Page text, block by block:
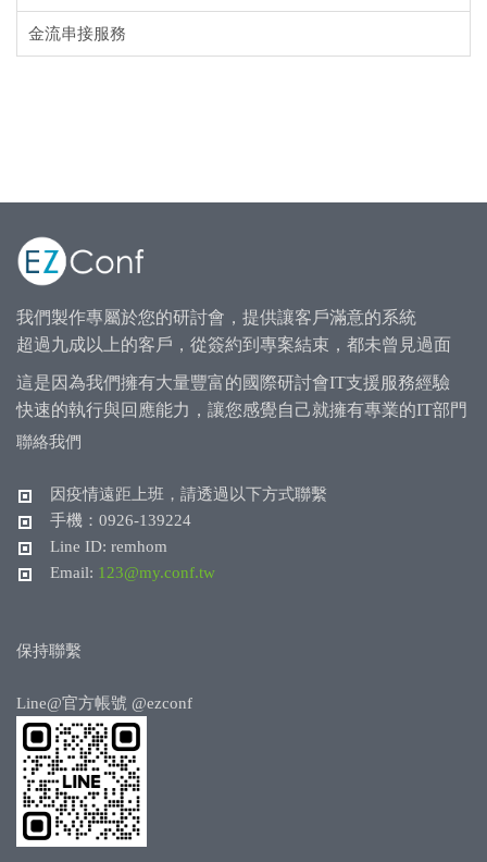
金流串接服務
我們製作專屬於您的研討會，提供讓客戶滿意的系統
超過九成以上的客戶，從簽約到專案結束，都未曾見過面
這是因為我們擁有大量豐富的國際研討會IT支援服務經驗
快速的執行與回應能力，讓您感覺自己就擁有專業的IT部門
聯絡我們
因疫情遠距上班，請透過以下方式聯繫
手機：0926-139224
Line ID: remhom
Email: 123@my.conf.tw
保持聯繫
Line@官方帳號 @ezconf